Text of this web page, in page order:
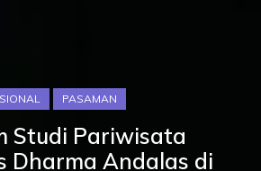
PASAMAN
Studi Pariwisata
Dharma Andalas di